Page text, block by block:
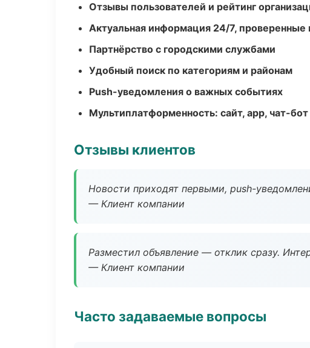
Отзывы пользователей и рейтинг
Актуальная информация 24/7, проверенные
Партнёрство с городскими службами
Удобный поиск по категориям и районам
Push-уведомления о важных событиях
Мультиплатформенность: сайт, app, чат-бот
Отзывы клиентов
Новости приходят первыми, push-
— Клиент компании
Разместил объявление — отклик сразу.
— Клиент компании
Часто задаваемые вопросы